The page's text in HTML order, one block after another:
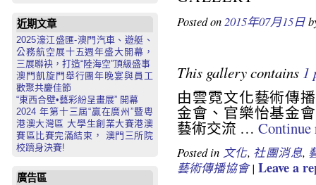
近期文章
2025濠江盛匯-澳門汽車、遊艇、
公務航空展十五週年盛大開幕，
三展聯袂，打造“陸海空”頂級盛事
澳門凱旋門舉行團年晚宴與員工
歡聚共慶佳節
“東西合壁•藝彩紛呈畫展” 開幕
2024 年第十三屆“贏在廣州”暨粵
港澳大灣區 大學生創業大賽港澳
賽區比賽完滿結束， 澳門三所院
校躋身決賽!
廣告區
Posted on 2015年07月15日
This gallery contains 1
由雲霓文化藝術傳
金會、官樂怡基金
藝術交流 …
Posted in 文化, 社團消息,
藝術傳播協會| Leave a